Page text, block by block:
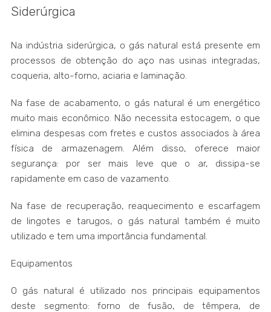
Siderúrgica
Na indústria siderúrgica, o gás natural está presente em
processos de obtenção do aço nas usinas integradas,
coqueria, alto-forno, aciaria e laminação.
Na fase de acabamento, o gás natural é um energético
muito mais econômico. Não necessita estocagem, o que
elimina despesas com fretes e custos associados à área
física de armazenagem. Além disso, oferece maior
segurança: por ser mais leve que o ar, dissipa-se
rapidamente em caso de vazamento.
Na fase de recuperação, reaquecimento e escarfagem
de lingotes e tarugos, o gás natural também é muito
utilizado e tem uma importância fundamental.
Equipamentos
O gás natural é utilizado nos principais equipamentos
deste segmento: forno de fusão, de têmpera, de